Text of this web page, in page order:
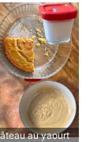
au yaourt